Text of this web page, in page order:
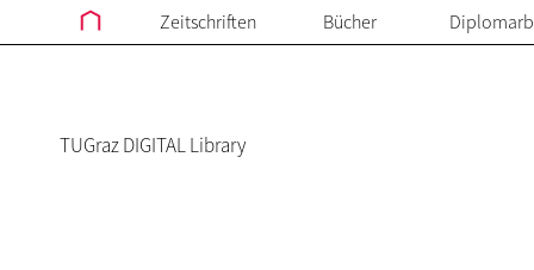
Zeitschriften Bücher
TUGraz DIGITAL Library